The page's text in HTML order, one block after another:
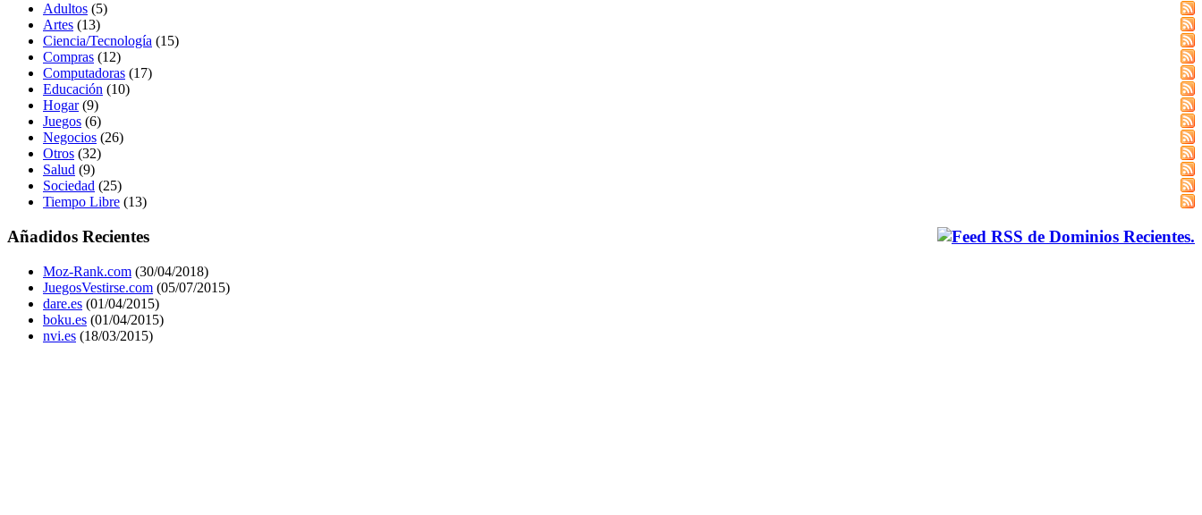
Adultos (5)
Artes (13)
Ciencia/Tecnología (15)
Compras (12)
Computadoras (17)
Educación (10)
Hogar(9)
Juegos (6)
Negocios (26)
Otros (32)
Salud (9)
Sociedad (25)
Tiempo Libre (13)
Añadidos Recientes
Moz-Rank.com (30/04/2018)
JuegosVestirse.com (05/07/2015)
dare.es (01/04/2015)
boku.es (01/04/2015)
nvi.es (18/03/2015)